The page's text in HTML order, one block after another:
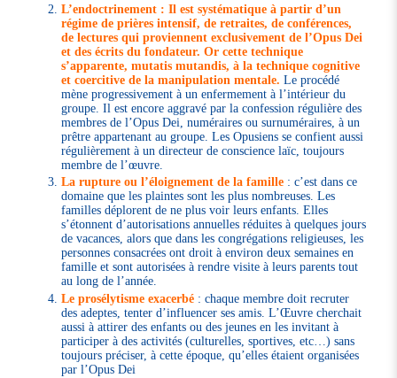
L’endoctrinement : Il est systématique à partir d’un
régime de prières intensif, de retraites, de conférences,
de lectures qui proviennent exclusivement de l’Opus Dei
et des écrits du fondateur. Or cette technique
s’apparente, mutatis mutandis, à la technique cognitive
et coercitive de la manipulation mentale. Le procédé
mène progressivement à un enfermement à l’intérieur du
groupe. Il est encore aggravé par la confession régulière des
membres de l’Opus Dei, numéraires ou surnuméraires, à un
prêtre appartenant au groupe. Les Opusiens se confient aussi
régulièrement à un directeur de conscience laïc, toujours
membre de l’œuvre.
La rupture ou l’éloignement de la famille : c’est dans ce
domaine que les plaintes sont les plus nombreuses. Les
familles déplorent de ne plus voir leurs enfants. Elles
s’étonnent d’autorisations annuelles réduites à quelques jours
de vacances, alors que dans les congrégations religieuses, les
personnes consacrées ont droit à environ deux semaines en
famille et sont autorisées à rendre visite à leurs parents tout
au long de l’année.
Le prosélytisme exacerbé : chaque membre doit recruter
des adeptes, tenter d’influencer ses amis. L’Œuvre cherchait
aussi à attirer des enfants ou des jeunes en les invitant à
participer à des activités (culturelles, sportives, etc…) sans
toujours préciser, à cette époque, qu’elles étaient organisées
par l’Opus Dei